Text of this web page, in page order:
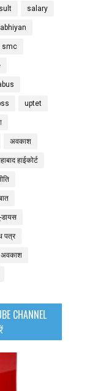
salary
smc
uptet
अवकाश
हाईकोर्ट
पत्र
अवकाश
CHANNEL